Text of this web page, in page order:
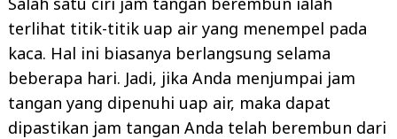
terlihat titik-titik uap air yang menempel pada
kaca. Hal ini biasanya berlangsung selama
beberapa hari. Jadi, jika Anda menjumpai jam
tangan yang dipenuhi uap air, maka dapat
dipastikan jam tangan Anda telah berembun dari